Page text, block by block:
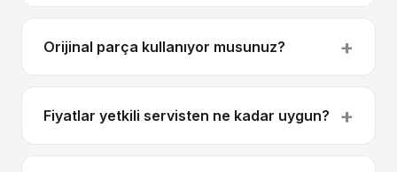
Orijinal parça kullanıyor musunuz?
Fiyatlar yetkili servisten ne kadar uygun?